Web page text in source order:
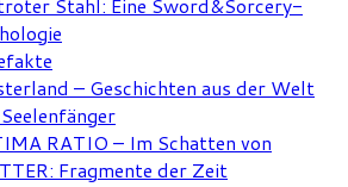
– Geschichten aus der Welt
RATIO – Im Schatten von
Fragmente der Zeit